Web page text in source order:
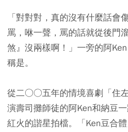
「對對對，真的沒有什麼話會
罵，咻一聲，罵的話就從後門
煞』沒兩樣啊！」一旁的阿
稱是。
從二○○五年的情境喜劇「住
演壽司攤師徒的阿Ken和納豆
紅火的諧星拍檔。「Ken豆合